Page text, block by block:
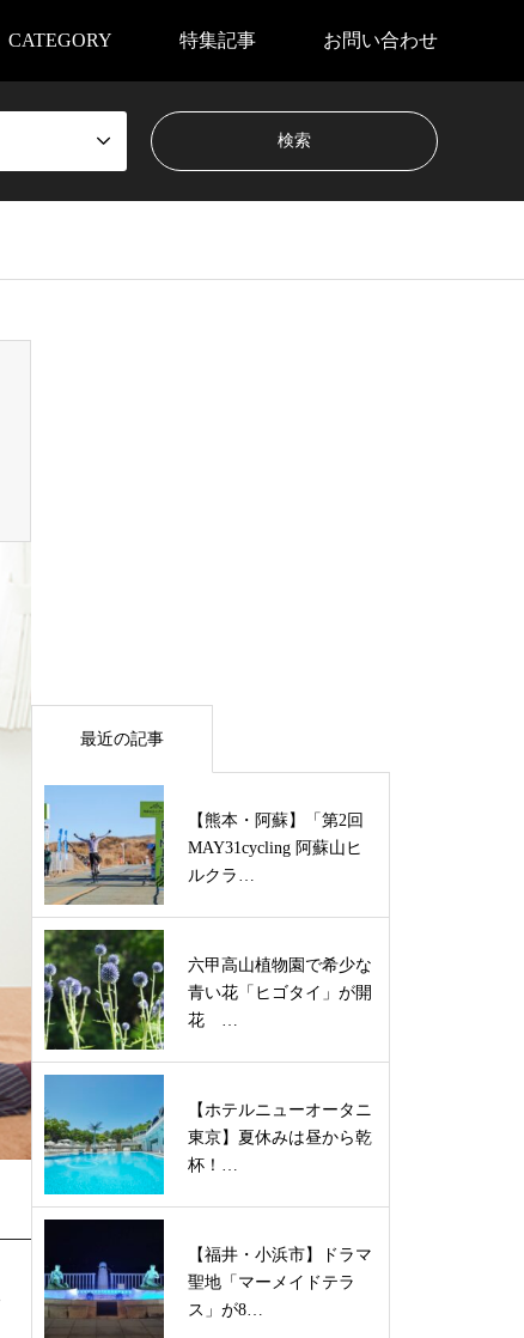
CATEGORY 特集記事 お問い合わせ
最近の記事
【熊本・阿蘇】「第2回
MAY31cycling 阿蘇山ヒ
ルクラ…
六甲高山植物園で希少な
青い花「ヒゴタイ」が開
花 …
【ホテルニューオータニ
東京】夏休みは昼から乾
杯！…
【福井・小浜市】ドラマ
聖地「マーメイドテラ
ス」が8…